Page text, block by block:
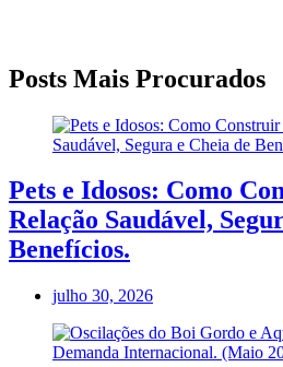
Posts Mais Procurados
Pets e Idosos: Como
Relação Saudável,
Benefícios.
julho 30, 2026